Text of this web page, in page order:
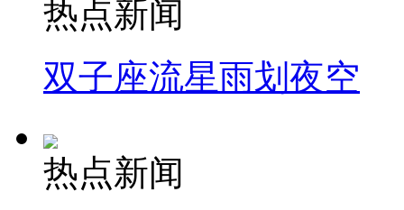
热点新闻
双子座流星雨划夜空
热点新闻